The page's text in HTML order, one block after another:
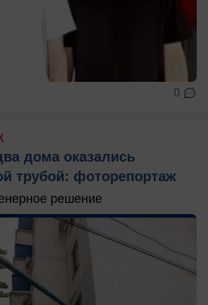
0
дома оказались
трубой: фоторепортаж
решение